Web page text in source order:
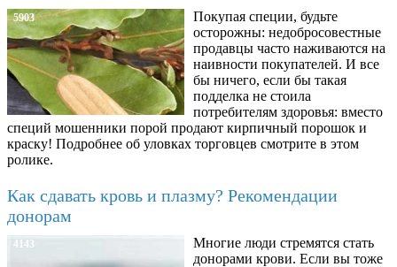
5903
Покупая специи, будьте
осторожны: недобросовестные
продавцы часто наживаются на
наивности покупателей. И все
бы ничего, если бы такая
подделка не стоила
потребителям здоровья: вместо
специй мошенники порой продают кирпичный порошок и
краску! Подробнее об уловках торговцев смотрите в этом
ролике.
Как сдавать кровь и плазму? Рекомендации
донорам
4143
Многие люди стремятся стать
донорами крови. Если вы тоже